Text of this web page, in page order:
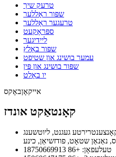
טרעק שיך
שפּור ראָללער
טרעגער ראָללער
ספּראָקעט
ליידיגער
שפּור באָלץ
עמער בושינג און שטיפט
שפּור בושינג און פּין
יו באָלט
אייקאָןבאָקס
קאָנטאַקט אונדז
געגנט, ליוטשענג
נאַנאַן שטאָט, פודזשיאַן, כינע
טעלעפאָן: +86 18750669913